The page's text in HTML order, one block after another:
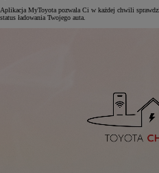
Aplikacja MyToyota pozwala Ci w każdej chwili
status ładowania Twojego auta.